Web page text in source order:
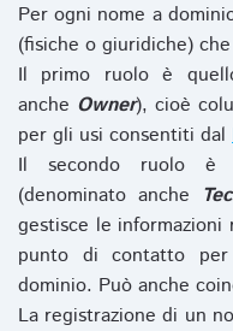
Per ogni nome a
(fisiche o giuridiche)
Il primo ruolo è
anche Owner), cioè
per gli usi consentiti dal
Il secondo ruolo è
(denominato anche
gestisce le informazioni
punto di contatto
dominio. Può anche
La registrazione di un